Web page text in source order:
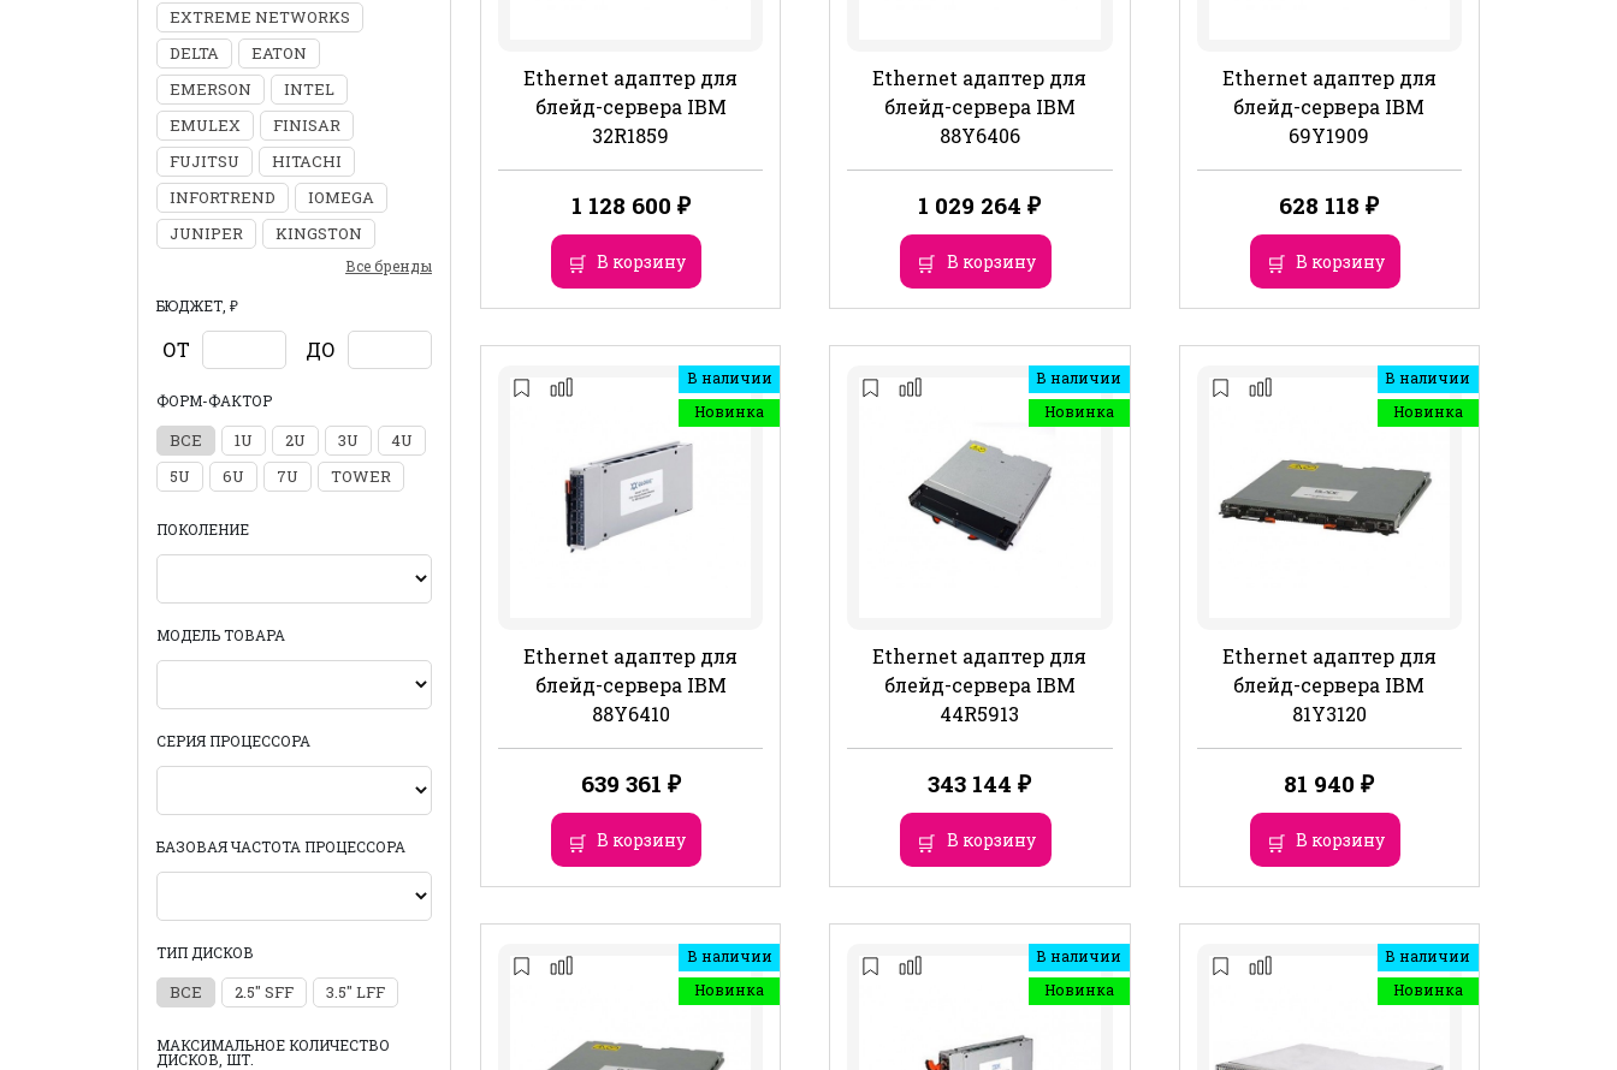
EXTREME NETWORKS
DELTA
EATON
EMERSON
INTEL
EMULEX
FINISAR
FUJITSU
HITACHI
INFORTREND
IOMEGA
JUNIPER
KINGSTON
Все бренды
БЮДЖЕТ, ₽
ОТ ДО
ФОРМ-ФАКТОР
ВСЕ 1U 2U 3U
4U
5U
6U 7U TOWER
ПОКОЛЕНИЕ
МОДЕЛЬ ТОВАРА
СЕРИЯ ПРОЦЕССОРА
БАЗОВАЯ ЧАСТОТА ПРОЦЕССОРА
ТИП ДИСКОВ
ВСЕ 2.5" SFF 3.5" LFF
МАКСИМАЛЬНОЕ КОЛИЧЕСТВО
ДИСКОВ, ШТ.
Ethernet адаптер для
блейд-сервера IBM
32R1859
1 128 600 ₽
В корзину
Ethernet адаптер для
блейд-сервера IBM
88Y6406
1 029 264₽
В корзину
Ethernet адаптер для
блейд-сервера IBM
69Y1909
628 118₽
В корзину
В наличии
Новинка
Ethernet адаптер для
блейд-сервера IBM
88Y6410
639 361 ₽
В корзину
В наличии
Новинка
Ethernet адаптер для
блейд-сервера IBM
44R5913
343 144₽
В корзину
В наличии
Новинка
Ethernet адаптер для
блейд-сервера IBM
81Y3120
81 940₽
В корзину
В наличии
Новинка
В наличии
Новинка
В наличии
Новинка